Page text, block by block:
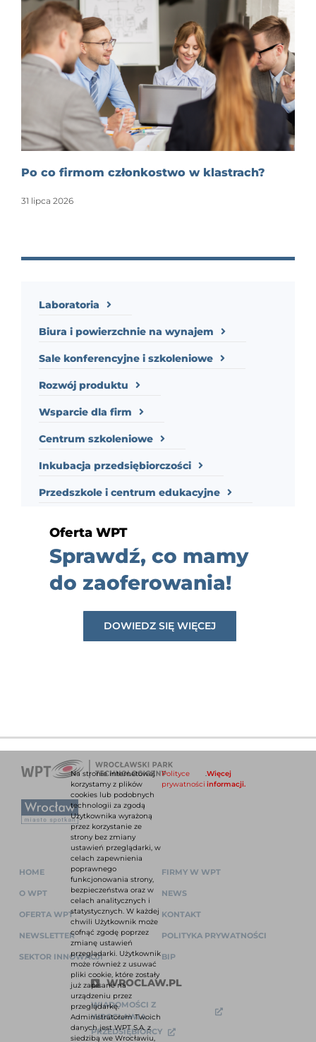
Po co firmom członkostwo w klastrach?
31 lipca 2026
Oferta WPT
Sprawdź, co mamy
do zaoferowania!
DOWIEDZ SIĘ WIĘCEJ
Laboratoria
Biura i powierzchnie na wynajem
Sale konferencyjne i szkoleniowe
Rozwój produktu
Wsparcie dla firm
Centrum szkoleniowe
Inkubacja przedsiębiorczości
Przedszkole i centrum edukacyjne
HOME
O WPT
OFERTA WPT
NEWSLETTER
SEKTOR INNOWACJI
FIRMY W WPT
NEWS
KONTAKT
POLITYKA PRYWATNOŚCI
BIP
WROCLAW.PL
WIADOMOŚCI Z
WROCŁAWIA
PRZEDSIĘBIORCY
Na stronie internetowej
korzystamy z plików
cookies lub podobnych
technologii za zgodą
Użytkownika wyrażoną
przez korzystanie ze
strony bez zmiany
ustawień przeglądarki, w
celach zapewnienia
poprawnego
funkcjonowania strony,
bezpieczeństwa oraz w
celach analitycznych i
statystycznych. W każdej
chwili Użytkownik może
cofnąć zgodę poprzez
zmianę ustawień
przeglądarki. Użytkownik
może również z usuwać
pliki cookie, które zostały
już zapisane na
urządzeniu przez
przeglądarkę.
Administratorem Twoich
danych jest WPT S.A. z
siedzibą we Wrocławiu,
Polityce
prywatności
Więcej
informacji.